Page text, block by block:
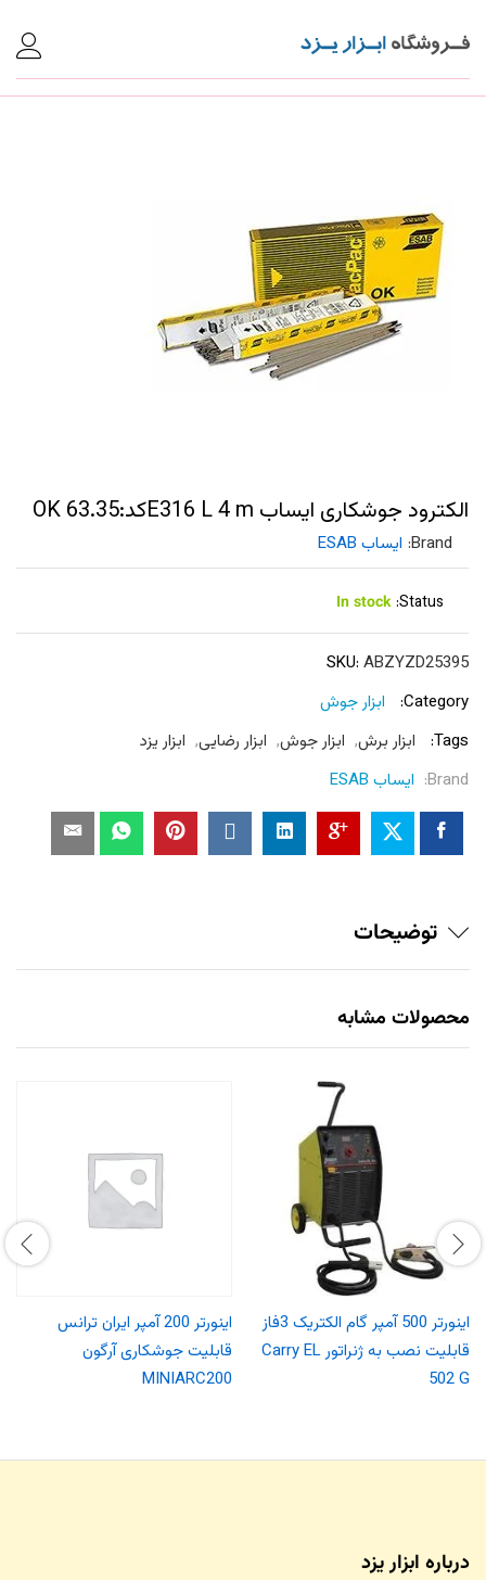
الکترود جوشکاری ایساب E316 L 4 mکد:OK 63.35
Brand: ایساب ESAB
Status:
In stock
SKU: ABZYZD25395
Category:
ابزار جوش
Tags:
ابزار برش, ابزار جوش, ابزار رضایی, ابزار یزد
Brand: ایساب ESAB
توضیحات
محصولات مشابه
اینورتر 500 آمپر گام الکتریک 3فاز
قابلیت نصب به ژنراتور Carry EL
502 G
اینورتر 200 آمپر ایران ترانس
قابلیت جوشکاری آرگون
MINIARC200
درباره ابزار یزد